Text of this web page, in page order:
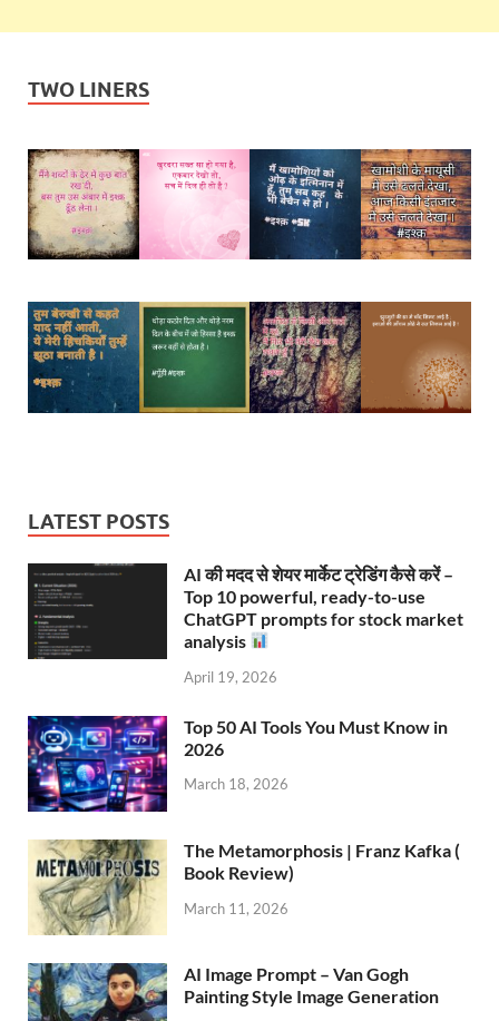
TWO LINERS
LATEST POSTS
AI की मदद से शेयर मार्केट ट्रेडिंग कैसे करें –
Top 10 powerful, ready-to-use
ChatGPT prompts for stock market
analysis
April 19, 2026
Top 50 AI Tools You Must Know in
2026
March 18, 2026
The Metamorphosis | Franz Kafka (
Book Review)
March 11, 2026
AI Image Prompt – Van Gogh
Painting Style Image Generation